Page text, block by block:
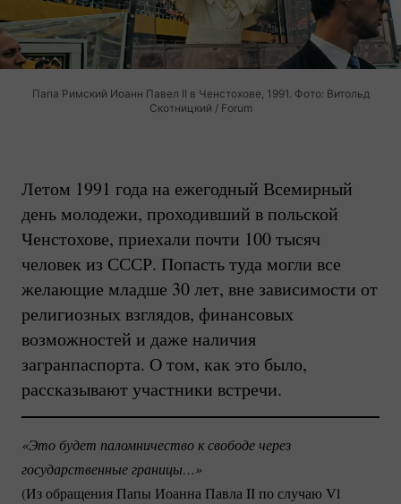
Папа Римский Иоанн Павел II в Ченстохове, 1991. Фото: Витольд
Скотницкий / Forum
Летом 1991 года на ежегодный Всемирный
день молодежи, проходивший в польской
Ченстохове, приехали почти 100 тысяч
человек из СССР. Попасть туда могли все
желающие младше 30 лет, вне зависимости от
религиозных взглядов, финансовых
возможностей и даже наличия
загранпаспорта. О том, как это было,
рассказывают участники встречи.
«Это будет паломничество к свободе через
государственные границы…»
(Из обращения Папы Иоанна Павла II по случаю Vl